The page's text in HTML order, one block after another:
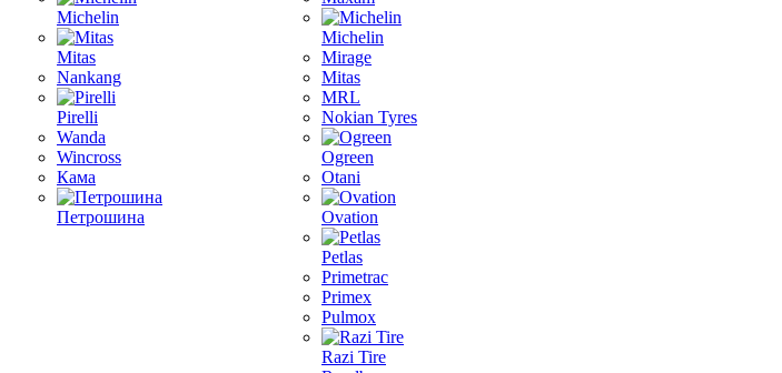
Michelin
Mitas
Nankang
Pirelli
Wanda
Wincross
Кама
Петрошина
Michelin
Mirage
Mitas
MRL
Nokian Tyres
Ogreen
Otani
Ovation
Petlas
Primetrac
Primex
Pulmox
Razi Tire